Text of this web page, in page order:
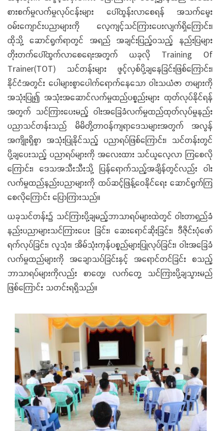
စားစက်မှုလက်မှုလုပ်ငန်းများ ပေါ်ထွန်းလာစေရန် အသက်မွေး
ဝမ်းကျောင်းပညာများကို လေ့ကျင့်သင်ကြားပေးလျက်ရှိကြောင်း၊
ထိုသို့ ဆောင်ရွက်ရာတွင် အရည် အချင်းပြည့်ဝသည့် နည်းပြများ
တိုးတက်ပေါ်ထွက်လာစေရေးအတွက် ယခုလို Training Of
Trainer(TOT) သင်တန်းများ ဖွင့်လှစ်ပို့ချနေခြင်းဖြစ်ကြောင်း၊
နိုင်ငံအတွင်း ပေါများစွာပေါက်ရောက်နေသော ဝါးသယံဇာ တများကို
အသုံးပြု၍ အသုံးအဆောင်လက်မှုထည်ပစ္စည်းများ ထုတ်လုပ်နိုင်ရန်
အတွက် သင်ကြားပေးမည့် ဝါးအခြေခံလက်မှုထည်ထုတ်လုပ်မှုနည်း
ပညာသင်တန်းသည် မိမိတို့တာဝန်ကျရာဒေသများအတွက် အလွန်
အကျိုးရှိစွာ အသုံးပြုနိုင်သည့် ပညာရပ်ဖြစ်ကြောင်း၊ သင်တန်းတွင်
ပို့ချပေးသည့် ပညာရပ်များကို အလေးထား သင်ယူလေ့လာ ကြစေလို
ကြောင်း၊ ဒေသအသီးသီးသို့ ပြန်ရောက်သည့်အချိန်တွင်လည်း ဝါး
လက်မှုထည်နည်းပညာများကို ထပ်ဆင့်ဖြန့်ဝေနိုင်ရေး ဆောင်ရွက်ကြ
စေလိုကြောင်း ပြောကြားသည်။
ယခုသင်တန်း၌ သင်ကြားပို့ချမည့်ဘာသာရပ်များထဲတွင် ဝါးတာရှည်ခံ
နည်းပညာများသင်ကြားပေး ခြင်း၊ ဆေးရောင်ဆိုးခြင်း၊ ဒီဇိုင်းပုံဖော်
ရက်လုပ်ခြင်း၊ လူသုံး၊ အိမ်သုံးကုန်ပစ္စည်များပြုလုပ်ခြင်း၊ ဝါးအခြေခံ
လက်မှုထည်များကို အချောသပ်ခြင်းနှင့် အရောင်တင်ခြင်း စသည့်
ဘာသာရပ်များကိုလည်း စာတွေ့၊ လက်တွေ့ သင်ကြားပို့ချသွားမည်
ဖြစ်ကြောင်း သတင်းရရှိသည်။